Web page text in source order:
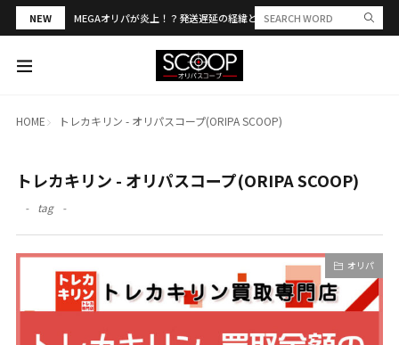
NEW MEGAオリパが炎上！？発送遅延の経緯と評判・当選報告を解説
HOME トレカキリン - オリパスコープ(ORIPA SCOOP)
トレカキリン - オリパスコープ(ORIPA SCOOP)
tag
オリパ